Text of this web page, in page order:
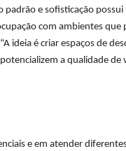
padrão e sofisticação
com ambientes
ideia é criar espaços de
a qualidade de
e em atender